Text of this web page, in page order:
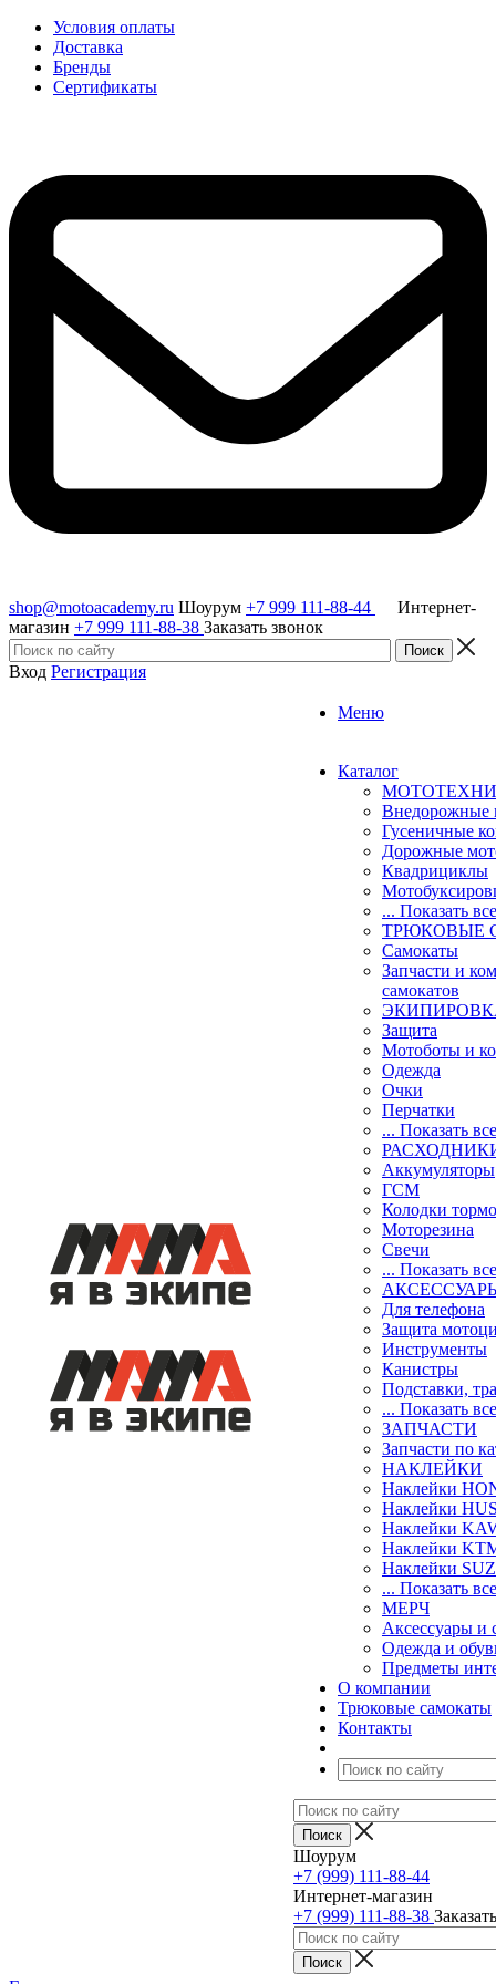
Условия оплаты
Доставка
Бренды
Сертификаты
shop@motoacademy.ru Шоурум +7 999 111-88-44
Интернет-
магазин +7 999 111-88-38 Заказать звонок
Вход Регистрация
Меню
Каталог
Внедорожные
Гусеничные
Дорожные
Квадрициклы
... Показать все
ТРЮКОВЫЕ
Самокаты
Запчасти и
самокатов
Защита
Мотоботы и
Одежда
Очки
Перчатки
... Показать все
Аккумуляторы
ГСМ
Колодки
Моторезина
Свечи
... Показать все
Для телефона
Защита
Инструменты
Канистры
Подставки,
... Показать все
ЗАПЧАСТИ
Запчасти по
НАКЛЕЙКИ
Наклейки
Наклейки
Наклейки
Наклейки
Наклейки
... Показать все
МЕРЧ
Аксессуары и
Одежда и
Предметы
О компании
Трюковые самокаты
Контакты
Шоурум
+7 (999) 111-88-44
Интернет-магазин
+7 (999) 111-88-38